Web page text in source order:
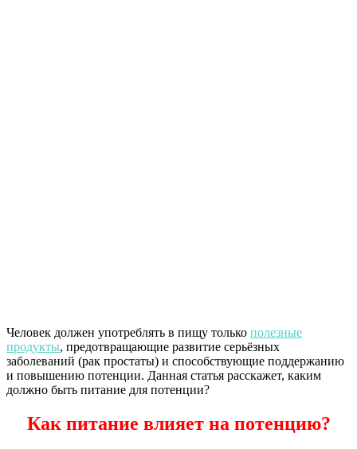
Человек должен употреблять в пищу только полезные
продукты, предотвращающие развитие серьёзных
заболеваний (рак простаты) и способствующие поддержанию
и повышению потенции. Данная статья расскажет, каким
должно быть питание для потенции?
Как питание влияет на потенцию?